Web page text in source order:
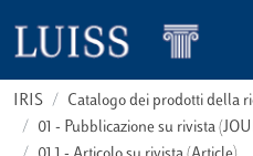
IRIS
Catalogo dei prodotti della
01 - Pubblicazione su rivista